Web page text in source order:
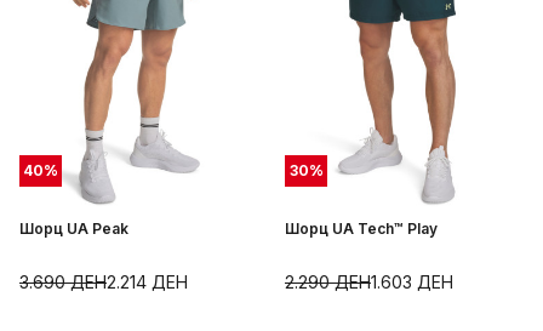
40%
Шорц UA Peak
2.214 ДЕН
3.690ДЕН
30%
Шорц UA Tech™ Play
1.603 ДЕН
2.290ДЕН